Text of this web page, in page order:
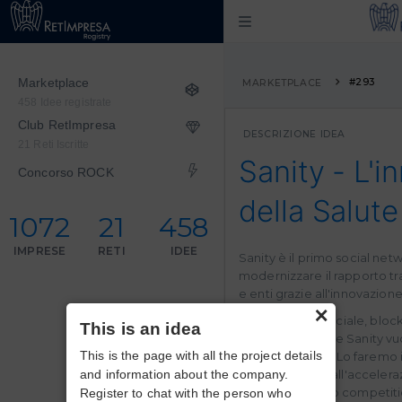
Marketplace
Club RetImpresa
Concorso ROCK
1072
IMPRESE
21
RETI
458
IDEE
MARKETPLACE #293
DESCRIZIONE IDEA
Sanity -
della Salute
Sanity è il primo social
modernizzare il rapporto
e enti grazie
Intelligenza artificiale,
fondamentali che Sanity
utilizzo per tutti. Lo
di Sanity grazie
ReHealth startup
×
This is an idea
This is the page with all the project details
and information about the company.
Register to chat with the person who